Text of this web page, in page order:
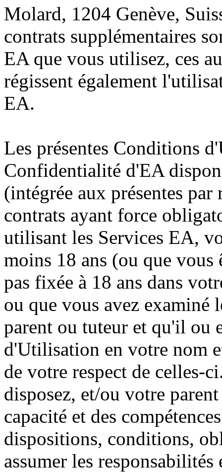
Molard, 1204 Genève,
contrats supplémentaires
EA que vous utilisez, ces
régissent également
EA.
Les présentes Conditions
Confidentialité d'EA
(intégrée aux présentes
contrats ayant force
utilisant les Services EA,
moins 18 ans (ou que vous
pas fixée à 18 ans dans
ou que vous avez examiné
parent ou tuteur et qu'il ou
d'Utilisation en votre nom
de votre respect de celles-
disposez, et/ou votre
capacité et des
dispositions, conditions,
assumer les responsabilités